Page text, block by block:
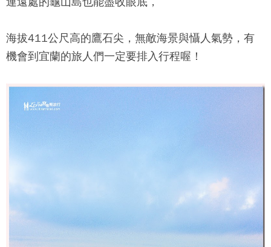
海拔411公尺高的鷹石尖 ，無敵海景與懾人氣勢，有
機會到宜蘭的旅人們一定要排入行程喔！